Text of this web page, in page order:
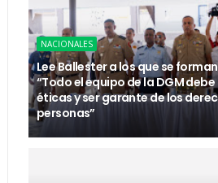
NACIONALES
Lee Ballester a los que se
“Todo el equipo de la DGM
éticas y ser garante de los
personas”